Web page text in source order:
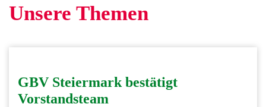
Unsere Themen
GBV Steiermark bestätigt
Vorstandsteam